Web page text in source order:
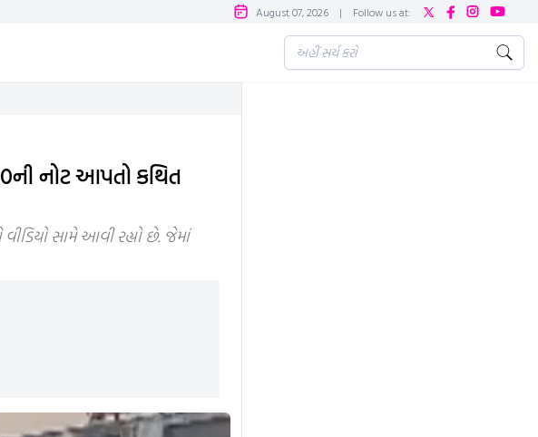
August 07, 2026 | Follow us at:
નોટ આપતો કથિત
સામે આવી રહ્યો છે. જેમાં